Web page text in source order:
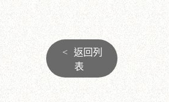
<
返回列
表